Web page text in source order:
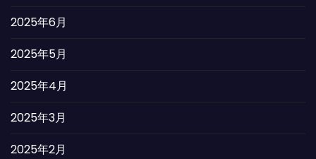
2025年6月
2025年5月
2025年4月
2025年3月
2025年2月